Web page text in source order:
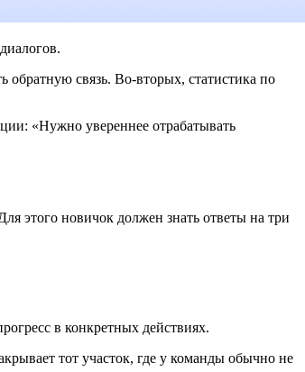
обратную связь. Во-вторых, статистика по
«Нужно увереннее отрабатывать
этого новичок должен знать ответы на три
в конкретных действиях.
тот участок, где у команды обычно не